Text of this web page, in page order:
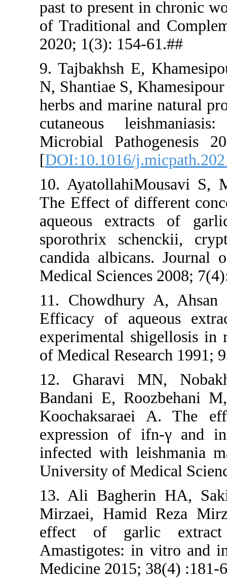
past to
of
2020; 1(3):
9.
N,
herbs and
Microbial
[
10.
The Effect
aqueous
sporothrix
candida
Medical
11.
Efficacy
of Medical
12.
Bandani
infected
University
13. Ali
Mirzaei,
effect of
Medicine